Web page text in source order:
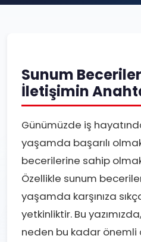
Sunum
İletişimin
Günümüzde iş
yaşamda başarılı
becerilerine sahip
Özellikle sunum
yaşamda karşınıza
yetkinliktir. Bu
neden bu kadar önemli